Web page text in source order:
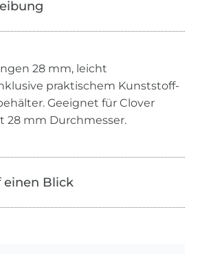
28 mm, leicht
praktischem Kunststoff-
Geeignet für Clover
28 mm Durchmesser.
einen Blick